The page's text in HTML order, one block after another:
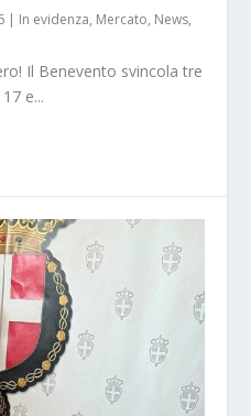
| In evidenza, Mercato, News,
Il Benevento svincola tre
e...